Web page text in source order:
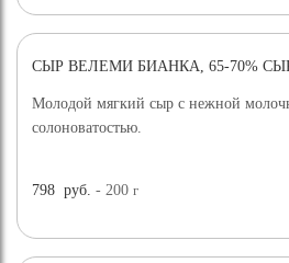
ХИТ ПРОДАЖ
СЫР ВЕЛЕМИ БИАНКА, 65-70%
Молодой мягкий сыр с нежной
солоноватостью.
798 руб. - 200г